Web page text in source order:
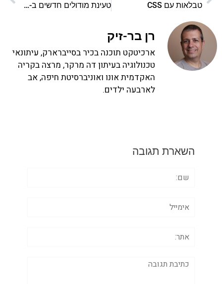
טבלאות עם CSS טעינת מודולים חדשים ב-Grunt.js
רן בר-זיק
ארכיטקט תוכנה בכיר בסייברארק, עיתונאי
טכנולוגיה בעיתון דה מרקר, מרצה בקריה
האקדמית אונו ואוניברסיטת חיפה, אב
לארבעה ילדים.
השארת תגובה
תגובה